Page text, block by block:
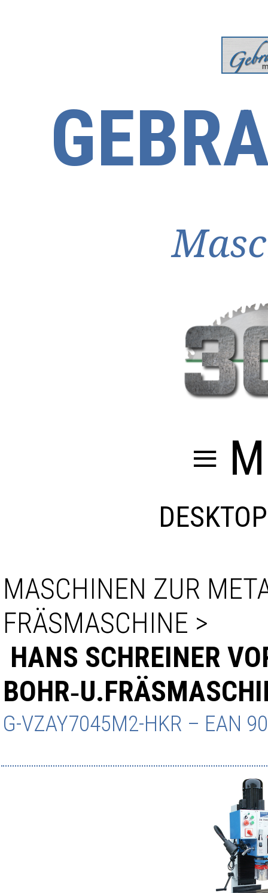
≡
MASCHINEN ZUR
FRÄSMASCHINE >
HANS SCHREINER
G-VZAY7045M2-HKR – EAN